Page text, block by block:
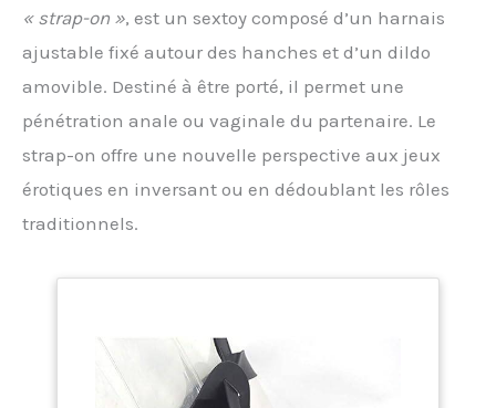
« strap-on », est un sextoy composé d’un harnais
ajustable fixé autour des hanches et d’un dildo
amovible. Destiné à être porté, il permet une
pénétration anale ou vaginale du partenaire. Le
strap-on offre une nouvelle perspective aux jeux
érotiques en inversant ou en dédoublant les rôles
traditionnels.